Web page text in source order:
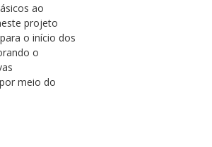
ao
projeto
o início dos
o
meio do